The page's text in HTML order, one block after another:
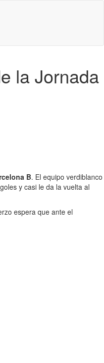
la Jornada
B. El equipo verdiblanco
y casi le da la vuelta al
espera que ante el